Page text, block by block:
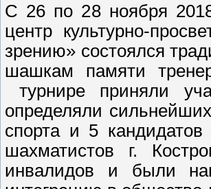
С 26 по 28 ноября
центр культурно-
зрению» состоялся
шашкам памяти
турнире приняли
определяли
спорта и 5
шахматистов г.
инвалидов и были